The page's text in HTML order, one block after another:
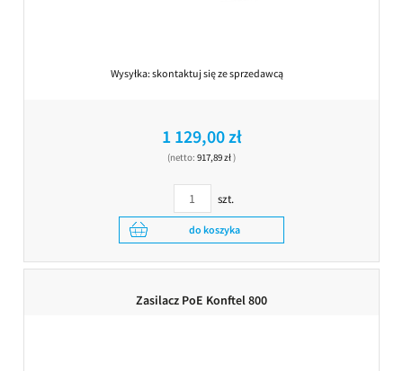
Wysyłka:skontaktuj się ze sprzedawcą
1 129,00 zł
(netto: 917,89 zł)
szt.
do koszyka
Zasilacz PoE Konftel 800